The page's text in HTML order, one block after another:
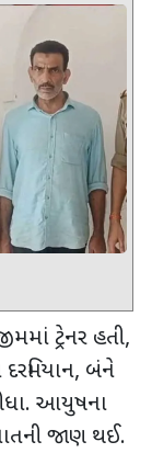
ટ્રેનર હતી,
, બંને
આયુષના
જાણ થઈ.